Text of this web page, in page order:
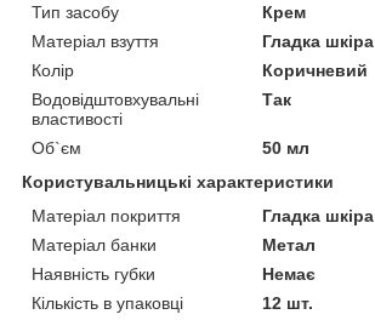
Тип засобу
Крем
Матеріал взуття
Гладка шкіра
Колір
Коричневий
Водовідштовхувальні
властивості
Так
Об`єм
50 мл
Користувальницькі характеристики
Матеріал покриття
Гладка шкіра
Матеріал банки
Метал
Наявність губки
Немає
Кількість в упаковці
12 шт.